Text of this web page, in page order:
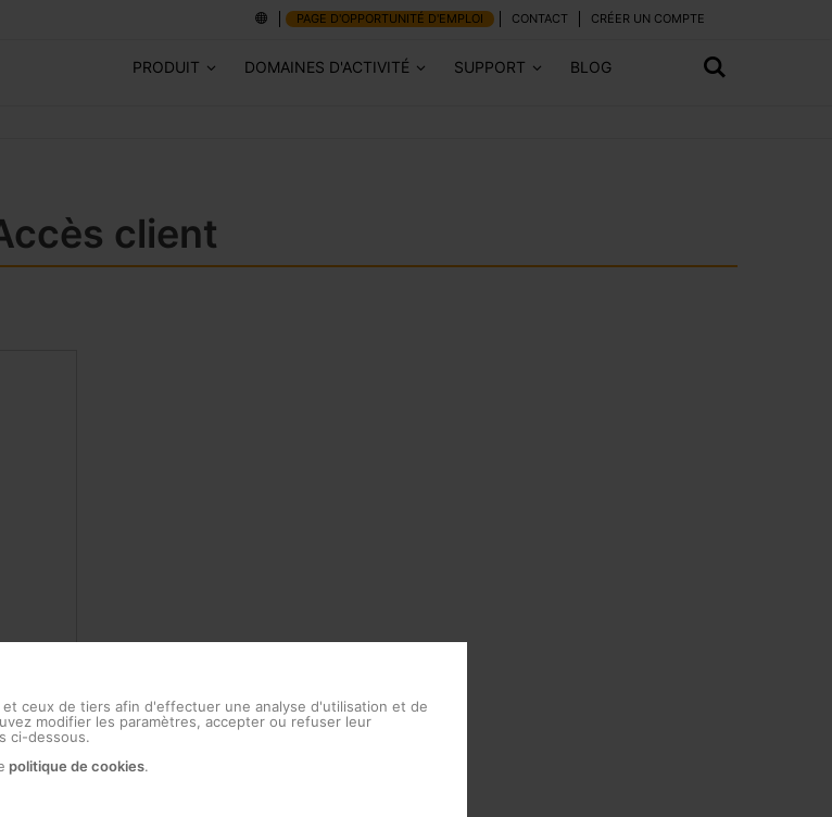
PAGE D'OPPORTUNITÉ D'EMPLOI CONTACT CRÉER UN COMPTE
PRODUIT DOMAINES D'ACTIVITÉ SUPPORT BLOG
client
ceux de tiers afin d'effectuer une analyse d'utilisation et de
modifier les paramètres, accepter ou refuser leur
ci-dessous.
politique de cookies.